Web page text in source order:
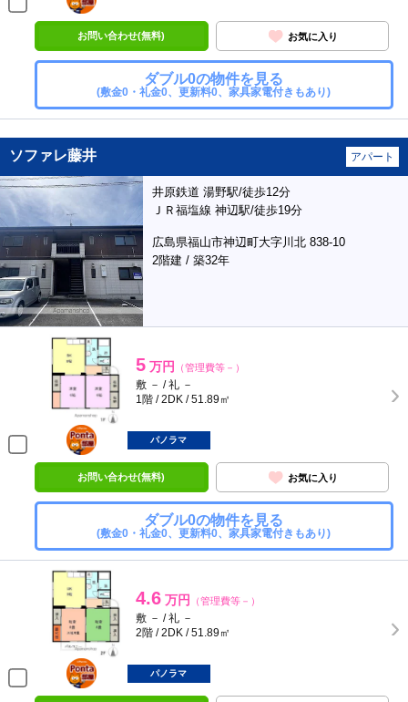
お問い合わせ(無料) お気に入り
ダブル0の物件を見る
(敷金0・礼金0、更新料0、家具家電付きもあり)
ソファレ藤井 アパート
井原鉄道 湯野駅/徒歩12分
ＪＲ福塩線 神辺駅/徒歩19分
広島県福山市神辺町大字川北 838-10
2階建 / 築32年
5 万円 （管理費等－）
敷 － / 礼 －
1階 / 2DK / 51.89㎡
ポンタ
部屋
パノラマ
お問い合わせ(無料) お気に入り
ダブル0の物件を見る
(敷金0・礼金0、更新料0、家具家電付きもあり)
4.6 万円 （管理費等－）
敷 － / 礼 －
2階 / 2DK / 51.89㎡
ポンタ
部屋
パノラマ